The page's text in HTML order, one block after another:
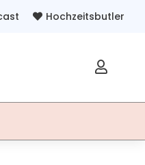
 Hochzeitsbutler
